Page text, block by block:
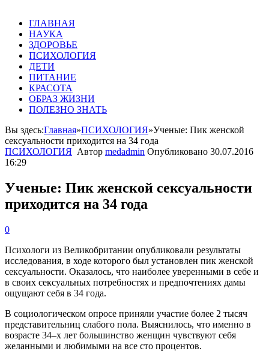
ГЛАВНАЯ
НАУКА
ЗДОРОВЬЕ
ПСИХОЛОГИЯ
ДЕТИ
ПИТАНИЕ
КРАСОТА
ОБРАЗ ЖИЗНИ
ПОЛЕЗНО ЗНАТЬ
Вы здесь:Главная»ПСИХОЛОГИЯ»Ученые: Пик женской
сексуальности приходится на 34 года
ПСИХОЛОГИЯ Автор medadmin Опубликовано 30.07.2016
16:29
Ученые: Пик женской сексуальности
приходится на 34 года
0
Психологи из Великобритании опубликовали результаты
исследования, в ходе которого был установлен пик женской
сексуальности. Оказалось, что наиболее уверенными в себе и
в своих сексуальных потребностях и предпочтениях дамы
ощущают себя в 34 года.
В социологическом опросе приняли участие более 2 тысяч
представительниц слабого пола. Выяснилось, что именно в
возрасте 34–х лет большинство женщин чувствуют себя
желанными и любимыми на все сто процентов.